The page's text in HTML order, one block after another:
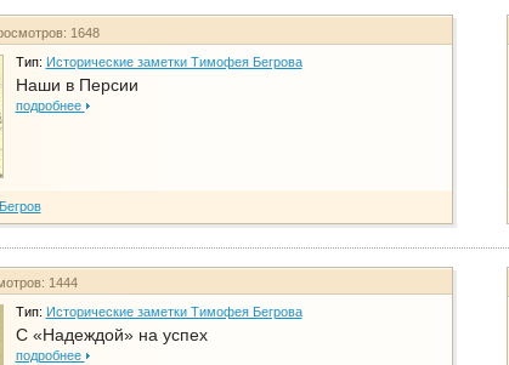
1648
Тип: Исторические заметки Тимофея Бегрова
Наши в Персии
подробнее
1444
Тип: Исторические заметки Тимофея Бегрова
С «Надеждой» на успех
подробнее